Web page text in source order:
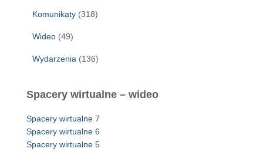
Komunikaty (318)
Wideo (49)
Wydarzenia (136)
Spacery wirtualne – wideo
Spacery wirtualne 7
Spacery wirtualne 6
Spacery wirtualne 5